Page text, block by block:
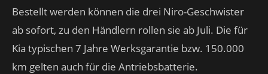
Bestellt werden können die drei Niro-Geschwister
ab sofort, zu den Händlern rollen sie ab Juli. Die für
Kia typischen 7 Jahre Werksgarantie bzw. 150.000
km gelten auch für die Antriebsbatterie.